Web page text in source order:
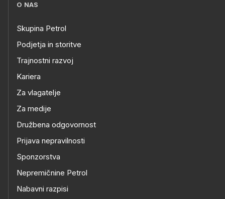
O NAS
Skupina Petrol
Podjetja in storitve
Trajnostni razvoj
Kariera
Za vlagatelje
Za medije
Družbena odgovornost
Prijava nepravilnosti
Sponzorstva
Nepremičnine Petrol
Nabavni razpisi